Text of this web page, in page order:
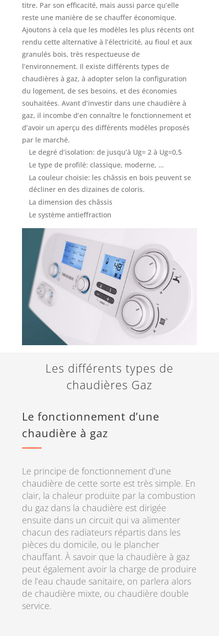
titre. Par son efficacité, mais aussi parce qu’elle
reste une manière de se chauffer économique.
Ajoutons à cela que les modèles les plus récents ont
rendu cette alternative à l’électricité, au fioul et aux
granulés bois, très respectueuse de
l’environnement. Il existe différents types de
chaudières à gaz, à adopter selon la configuration
du logement, de ses besoins, et des économies
souhaitées. Avant d’investir dans une chaudière à
gaz, il incombe d’en connaître le fonctionnement et
d’avoir un aperçu des différents modèles proposés
par le marché.
Le degré d’isolation: de jusqu’à Ug= 2 à Ug=0,5
Le type de profilé: classique, moderne, …
La couleur choisie: les châssis en bois peuvent se
décliner en des dizaines de coloris.
La dimension des châssis
Le système antieffraction
Les différents types de
chaudières Gaz
Le fonctionnement d’une
chaudière à gaz
Le principe de fonctionnement d’une
chaudière de cette sorte est très simple. En
clair, la chaleur produite par la combustion
du gaz dans la chaudière est dirigée
ensuite dans un circuit qui va alimenter
chacun des radiateurs répartis dans les
pièces du domicile, ou le plancher
chauffant. À savoir que la chaudière à gaz
peut également avoir la charge de produire
de l’eau chaude sanitaire, on parlera alors
de chaudière mixte, ou chaudière double
service.